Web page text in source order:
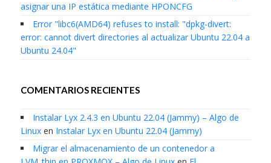
asignar una IP estática mediante HPONCFG
Error "libc6(AMD64) refuses to install: "dpkg-divert:
error: cannot divert directories al actualizar Ubuntu 22.04 a
Ubuntu 24.04"
COMENTARIOS RECIENTES
Instalar Lyx 2.4.3 en Ubuntu 22.04 (Jammy) – Algo de
Linuxen Instalar Lyx en Ubuntu 22.04 (Jammy)
Migrar el almacenamiento de un contenedor a